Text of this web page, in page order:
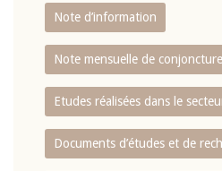
Note d’information
Note mensuelle de conjoncture
Etudes réalisées dans le
Documents d’études et de